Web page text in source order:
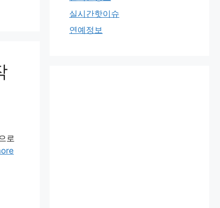
로
실시간핫이슈
연예정보